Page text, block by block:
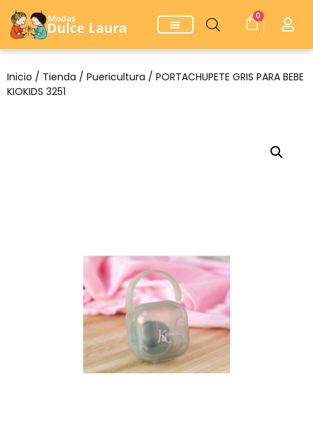
0
Inicio / Tienda / Puericultura / PORTACHUPETE GRIS PARA BEBE
KIOKIDS 3251